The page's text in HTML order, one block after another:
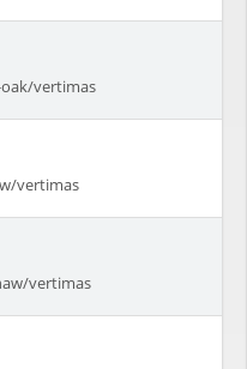
vertimas
vertimas
vertimas